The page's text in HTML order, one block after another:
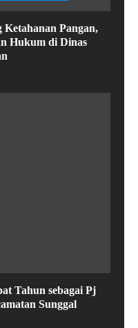
Pangan,
Hukum di Dinas
Tahun sebagai Pj
Sunggal